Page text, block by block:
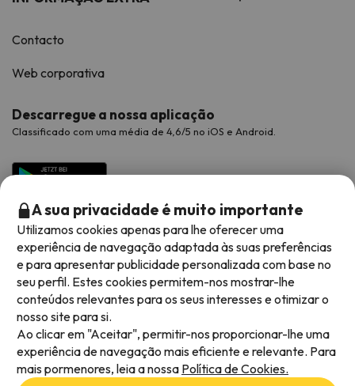
Contacto
Web corporativa
Descarregue a nossa aplicação
Classificado com uma média de 4,6/5 no iOS e Android.
Métodos de pagamento disponíveis
A sua privacidade é muito importante
Utilizamos cookies apenas para lhe oferecer uma
experiência de navegação adaptada às suas preferências
e para apresentar publicidade personalizada com base no
seu perfil. Estes cookies permitem-nos mostrar-lhe
conteúdos relevantes para os seus interesses e otimizar o
nosso site para si.
Ao clicar em "Aceitar", permitir-nos proporcionar-lhe uma
experiência de navegação mais eficiente e relevante. Para
mais pormenores, leia a nossa Política de Cookies.